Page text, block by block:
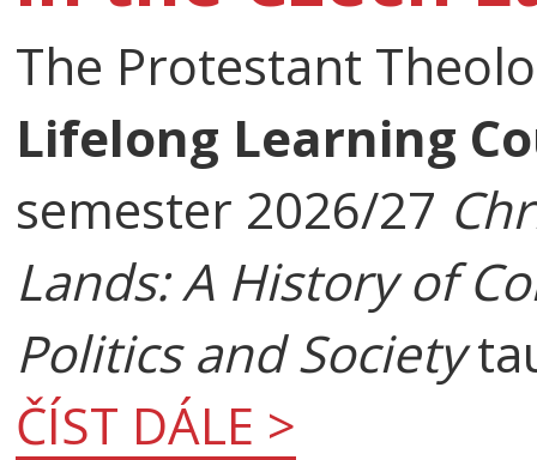
The Protestant
Lifelong Learning
semester 2026/27
Lands: A History of
Politics and Society
ČÍST DÁLE >